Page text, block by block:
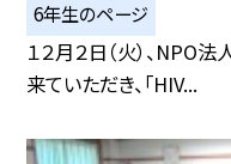
6年生のページ
１２月２日（火）、NPO
来ていただき、「HIV...